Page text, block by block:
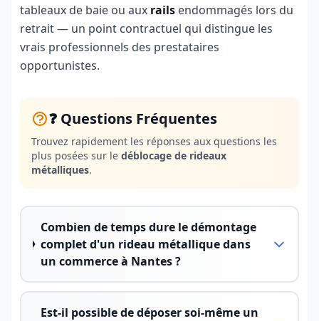
tableaux de baie ou aux rails endommagés lors du
retrait — un point contractuel qui distingue les
vrais professionnels des prestataires
opportunistes.
❓ Questions Fréquentes
Trouvez rapidement les réponses aux questions les
plus posées sur le déblocage de rideaux
métalliques.
Combien de temps dure le démontage
complet d'un rideau métallique dans
un commerce à Nantes ?
Est-il possible de déposer soi-même un